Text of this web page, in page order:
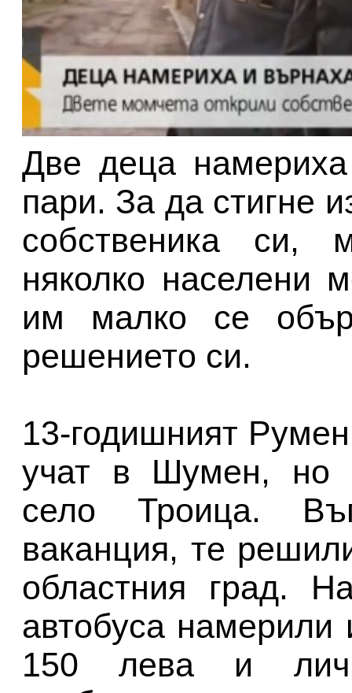
Две деца
пари. За да стигне
собственика си,
няколко населени
им малко се
решението си.
13-годишният
учат в Шумен, но
село Троица.
ваканция, те
областния град.
автобуса намерили
150 лева и